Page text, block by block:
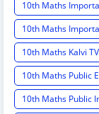
10th Maths
10th Maths
10th Maths Kalvi
10th Maths Public
10th Maths Public